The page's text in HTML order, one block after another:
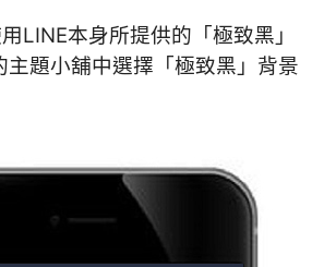
LINE本身所提供的「極致黑」
題小舖中選擇「極致黑」背景